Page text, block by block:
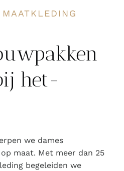
het-
we dames
maat. Met meer dan 25
begeleiden we